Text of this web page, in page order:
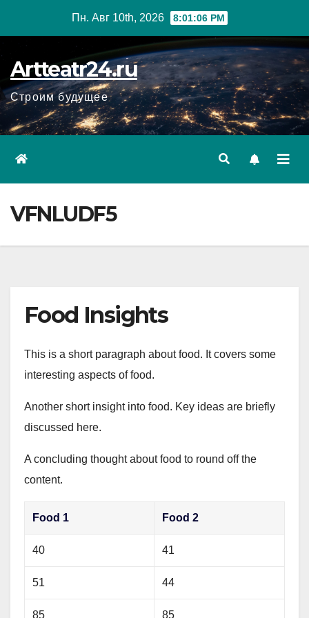
Пн. Авг 10th, 2026 8:01:07 PM
Artteatr24.ru
Строим будущее
VFNLUDF5
Food Insights
This is a short paragraph about food. It covers some
interesting aspects of food.
Another short insight into food. Key ideas are briefly
discussed here.
A concluding thought about food to round off the
content.
Food 1 Food 2
40 41
51 44
85 85